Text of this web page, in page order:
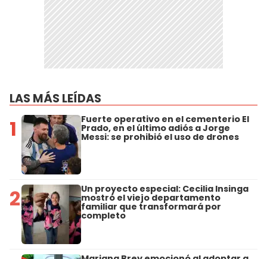
LAS MÁS LEÍDAS
1 Fuerte operativo en el cementerio El
Prado, en el último adiós a Jorge
Messi: se prohibió el uso de drones
2 Un proyecto especial: Cecilia Insinga
mostró el viejo departamento
familiar que transformará por
completo